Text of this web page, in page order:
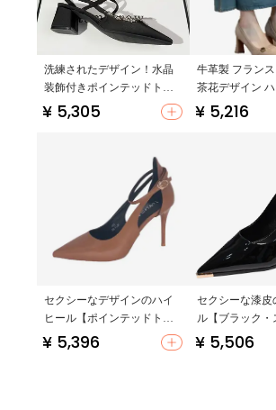
洗練されたデザイン！水晶
装飾付きポインテッドトゥ
ヒールフラットシューズ
【黒・一字ストラップ・ロ
¥ 5,305
牛革製 フラン
茶花デザイン
【ワンストラッ
¥ 5,216
セクシーなデザインのハイ
ヒール【ポインテッドト
ゥ・細いヒール・オフィス
用・黒】
¥ 5,396
セクシーな漆皮
ル【ブラック・
付き・ポインテ
細いヒール】
¥ 5,506